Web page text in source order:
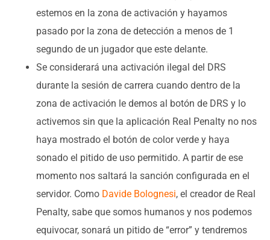
estemos en la zona de activación y hayamos
pasado por la zona de detección a menos de 1
segundo de un jugador que este delante.
Se considerará una activación ilegal del DRS
durante la sesión de carrera cuando dentro de la
zona de activación le demos al botón de DRS y lo
activemos sin que la aplicación Real Penalty no nos
haya mostrado el botón de color verde y haya
sonado el pitido de uso permitido. A partir de ese
momento nos saltará la sanción configurada en el
servidor. Como Davide Bolognesi, el creador de Real
Penalty, sabe que somos humanos y nos podemos
equivocar, sonará un pitido de “error” y tendremos